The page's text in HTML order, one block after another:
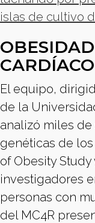
islas de cultivo
CARDÍACO
El equipo,
de la
analizó miles
genéticas de
of Obesity Study
investigadores
personas con
del MC4R